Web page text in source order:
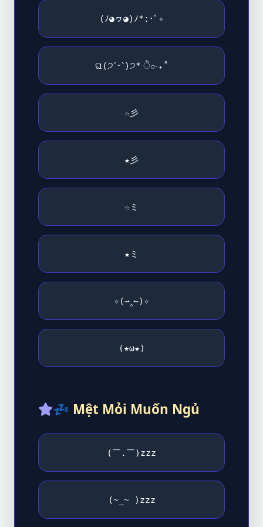
(ﾉ◕ヮ◕)ﾉ*:･ﾟ✧
ଘ(੭ˊᵕˋ)੭* ੈ✩‧₊˚
☆彡
★彡
☆ミ
★ミ
✧(⇀‸↼)✧
(★ω★)
💤 Mệt Mỏi Muốn Ngủ
(￣.￣)zzz
(~_~ )zzz